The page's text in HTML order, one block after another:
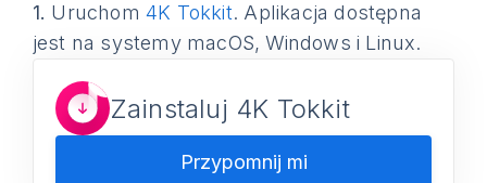
1. Uruchom4K Tokkit. Aplikacja dostępna
jest na systemy macOS, Windows i Linux.
Zainstaluj 4K Tokkit
Przypomnij mi